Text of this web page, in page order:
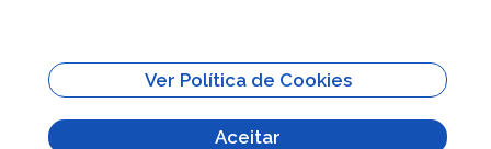
SITES IMPORTANTES
Ver Política de Cookies
Aceitar